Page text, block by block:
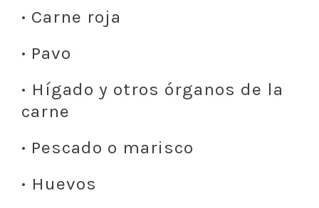
· Carne roja
· Pavo
· Hígado y otros órganos de la
carne
· Pescado o marisco
· Huevos